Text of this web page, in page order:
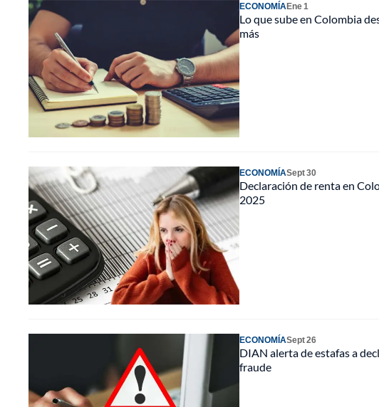
ECONOMÍAEne 1
Lo que sube en Colombia
más
ECONOMÍASept 30
Declaración de renta en
2025
ECONOMÍASept 26
DIAN alerta de estafas a
fraude